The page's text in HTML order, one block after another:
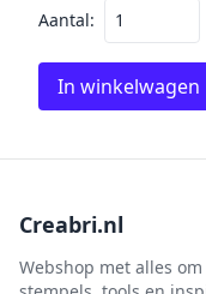
Aantal:
In winkelwagen
Creabri.nl
Webshop met alles